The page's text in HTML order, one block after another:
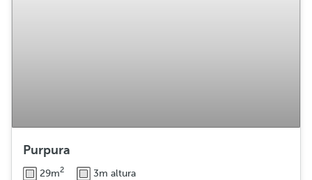
Purpura
29m2 3m altura